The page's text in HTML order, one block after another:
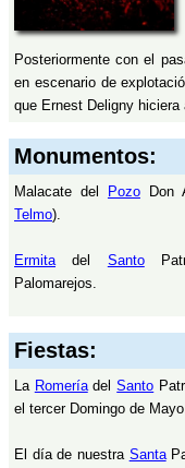
Posteriormente con el
en escenario de
que Ernest Deligny
Monumentos:
Malacate del PozoDon
Telmo).
Ermitadel Santo
Palomarejos.
Fiestas:
La RomeríadelSanto
el tercer Domingo de
El día de nuestra Santa